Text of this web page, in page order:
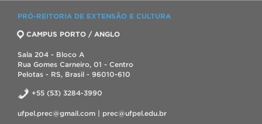
PRÓ-REITORIA DE EXTENSÃO E CULTURA
CAMPUS PORTO / ANGLO
Sala 204 - Bloco A
Rua Gomes Carneiro, 01 - Centro
Pelotas - RS, Brasil - 96010-610
+55 (53) 3284-3990
ufpel.prec@gmail.com | prec@ufpel.edu.br